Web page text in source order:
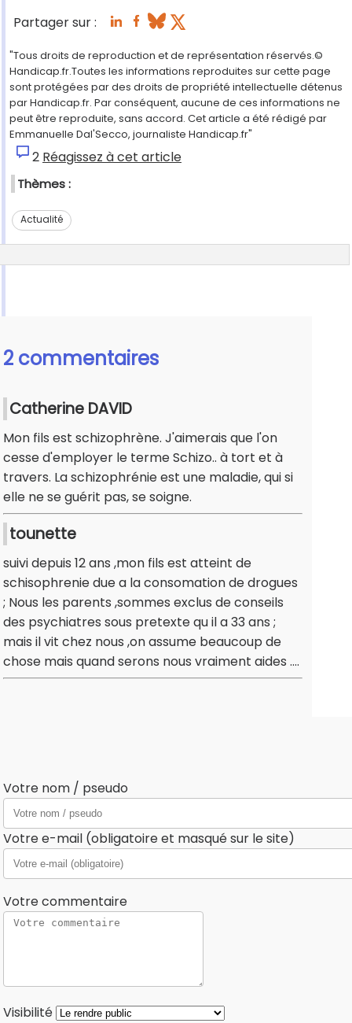
Partager sur :
"Tous droits de reproduction et de représentation réservés.©
Handicap.fr.Toutes les informations reproduites sur cette page
sont protégées par des droits de propriété intellectuelle détenus
par Handicap.fr. Par conséquent, aucune de ces informations ne
peut être reproduite, sans accord. Cet article a été rédigé par
Emmanuelle Dal'Secco, journaliste Handicap.fr"
2 Réagissez à cet article
Thèmes :
Actualité
2 commentaires
Catherine DAVID
Mon fils est schizophrène. J'aimerais que l'on
cesse d'employer le terme Schizo.. à tort et à
travers. La schizophrénie est une maladie, qui si
elle ne se guérit pas, se soigne.
tounette
suivi depuis 12 ans ,mon fils est atteint de
schisophrenie due a la consomation de drogues
; Nous les parents ,sommes exclus de conseils
des psychiatres sous pretexte qu il a 33 ans ;
mais il vit chez nous ,on assume beaucoup de
chose mais quand serons nous vraiment aides ....
Votre nom / pseudo
Votre e-mail (obligatoire et masqué sur le site)
Votre commentaire
Visibilité